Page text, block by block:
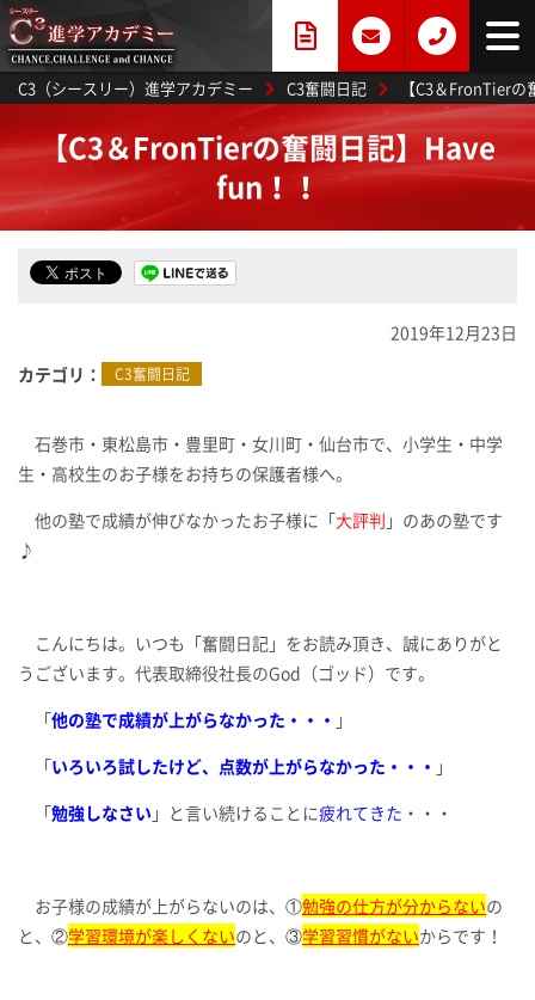
C3（シースリー）進学アカデミー C3奮闘日記 【C3＆FronTier
【C3＆FronTierの奮闘日記】Have
fun！！
2019年12月23日
カテゴリ
C3奮闘日記
石巻市・東松島市・豊里町・女川町・仙台市で、小学生・中学
生・高校生のお子様をお持ちの保護者様へ。
他の塾で成績が伸びなかったお子様に「大評判 」のあの塾です
♪
こんにちは。いつも「奮闘日記」をお読み頂き、誠にありがと
うございます。代表取締役社長のGod（ゴッド）です。
「他の塾で成績が上がらなかった・・・ 」
「いろいろ試したけど、点数が上がらなかった・・・ 」
「勉強しなさい 」と言い続けることに疲れてきた ・・・
お子様の成績が上がらないのは、①勉強の仕方が分からないの
と、②学習環境が楽しくないのと、③学習習慣がないからです！